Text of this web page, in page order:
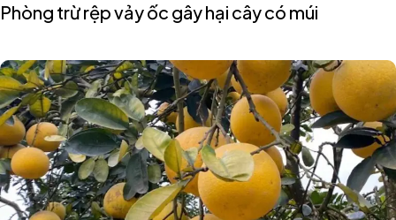
Phòng trừ rệp vảy ốc gây hại cây có múi